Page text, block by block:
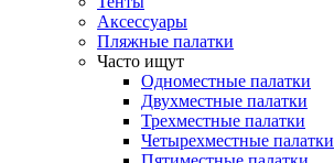
Аксессуары
Пляжные палатки
Часто ищут
Одноместные палатки
Двухместные палатки
Трехместные палатки
Четырехместные палатки